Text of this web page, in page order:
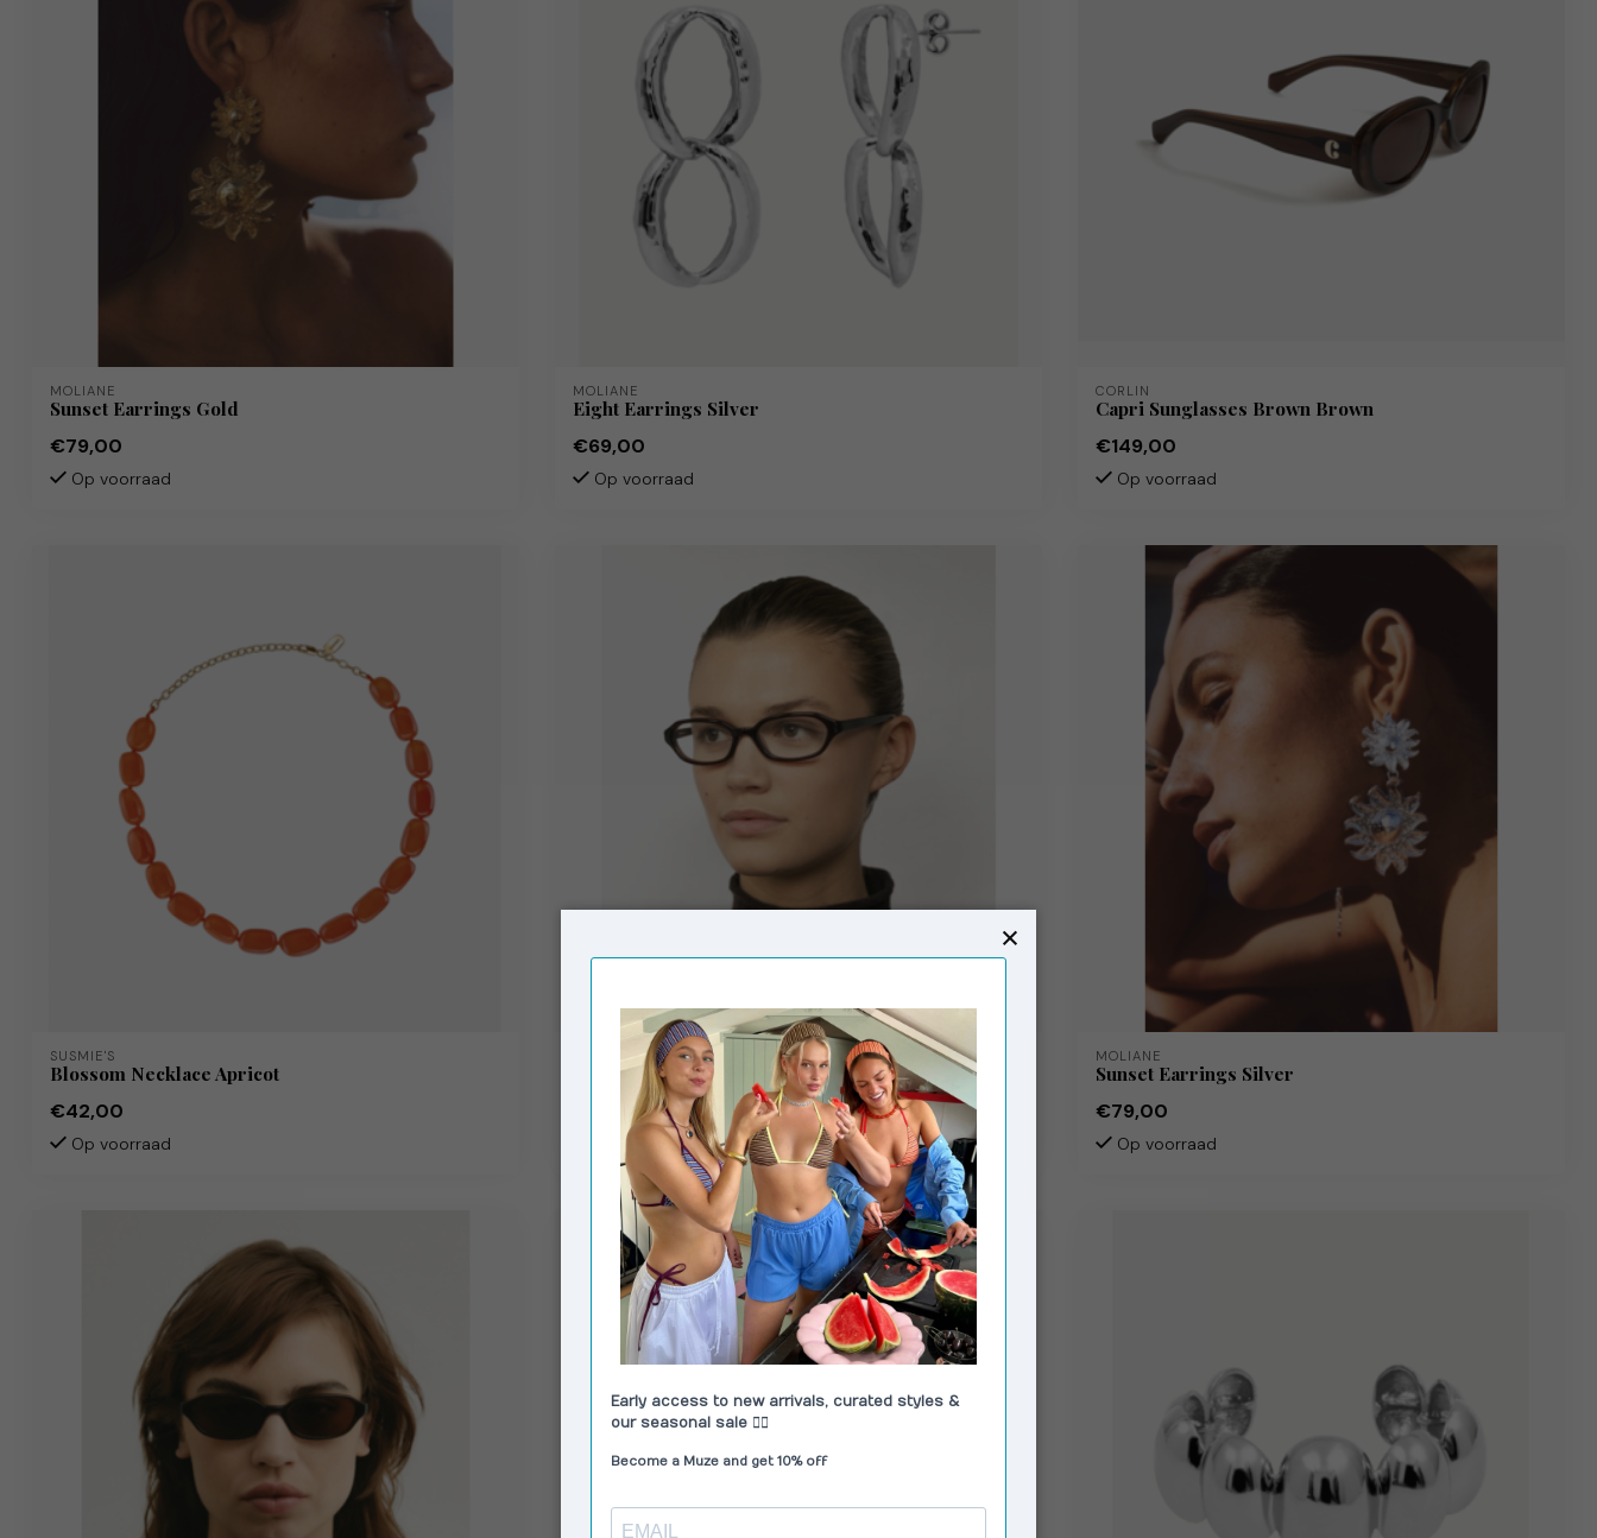
MOLIANE
Sunset Earrings Gold
€79,00
Op voorraad
MOLIANE
Eight Earrings Silver
€69,00
Op voorraad
CORLIN
Capri Sunglasses Brown Brown
€149,00
Op voorraad
SUSMIE'S
Blossom Necklace Apricot
€42,00
Op voorraad
Aidan Glasses Brown Blue Light
€149,00
Niet op voorraad
MOLIANE
Sunset Earrings Silver
€79,00
Op voorraad